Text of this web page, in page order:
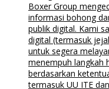
Boxer Group
informasi bohong
publik digital. Kami
digital (termasuk
untuk segera
menempuh langkah
berdasarkan
termasuk UU ITE